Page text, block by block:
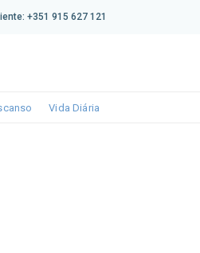
+351 915 627 121
Toggle dropdown
Vida Diária